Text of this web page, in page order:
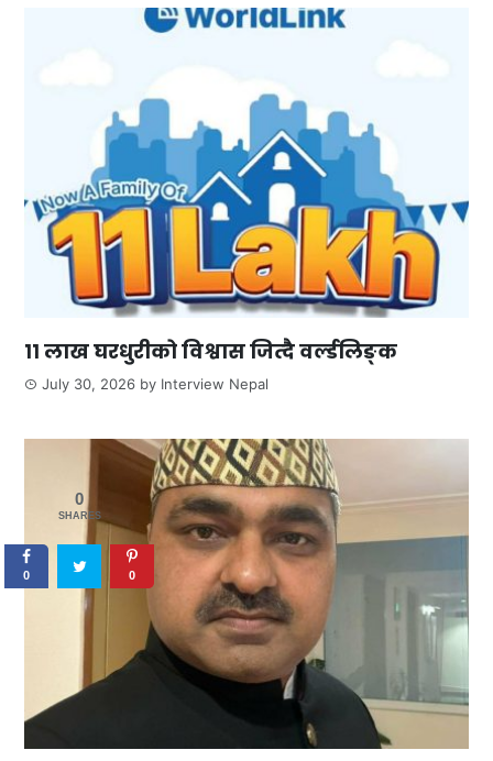
११ लाख घरधुरीको विश्वास जित्दै वर्ल्डलिङ्क
July 30, 2026 by Interview Nepal
0
SHARES
0 0